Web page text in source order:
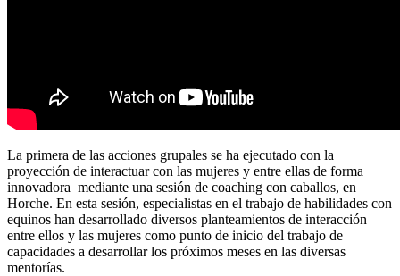
La primera de las acciones grupales se ha ejecutado con la
proyección de interactuar con las mujeres y entre ellas de forma
innovadora mediante una sesión de coaching con caballos, en
Horche. En esta sesión, especialistas en el trabajo de habilidades con
equinos han desarrollado diversos planteamientos de interacción
entre ellos y las mujeres como punto de inicio del trabajo de
capacidades a desarrollar los próximos meses en las diversas
mentorías.